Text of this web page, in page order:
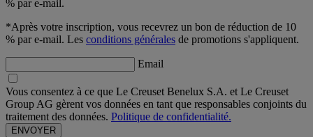
% par e-mail.
*Après votre inscription, vous recevrez un bon de réduction de 10
% par e-mail. Les conditions générales de promotions s'appliquent.
Email
Vous consentez à ce que Le Creuset Benelux S.A. et Le Creuset
Group AG gèrent vos données en tant que responsables conjoints du
traitement des données. Politique de confidentialité.